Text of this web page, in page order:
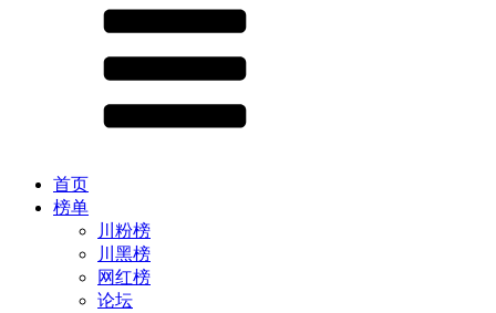
首页
榜单
川粉榜
川黑榜
网红榜
论坛